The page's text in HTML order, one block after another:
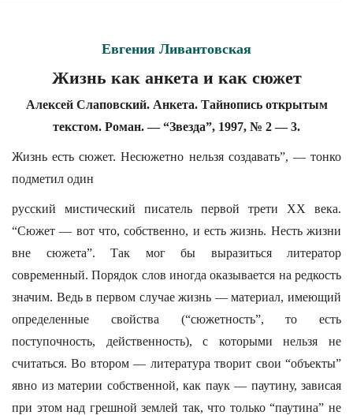
Евгения Ливантовская
Жизнь как анкета и как сюжет
Алексей Слаповский. Анкета. Тайнопись открытым
текстом. Роман. — “Звезда”, 1997, № 2 — 3.
Жизнь есть сюжет. Несюжетно нельзя создавать”, — тонко
подметил один
русский мистический писатель первой трети XX века.
“Сюжет — вот что, собственно, и есть жизнь. Несть жизни
вне сюжета”. Так мог бы выразиться литератор
современный. Порядок слов иногда оказывается на редкость
значим. Ведь в первом случае жизнь — материал, имеющий
определенные свойства (“сюжетность”, то есть
поступочность, действенность), с которыми нельзя не
считаться. Во втором — литература творит свои “объекты”
явно из материи собственной, как паук — паутину, зависая
при этом над грешной землей так, что только “паутина” не